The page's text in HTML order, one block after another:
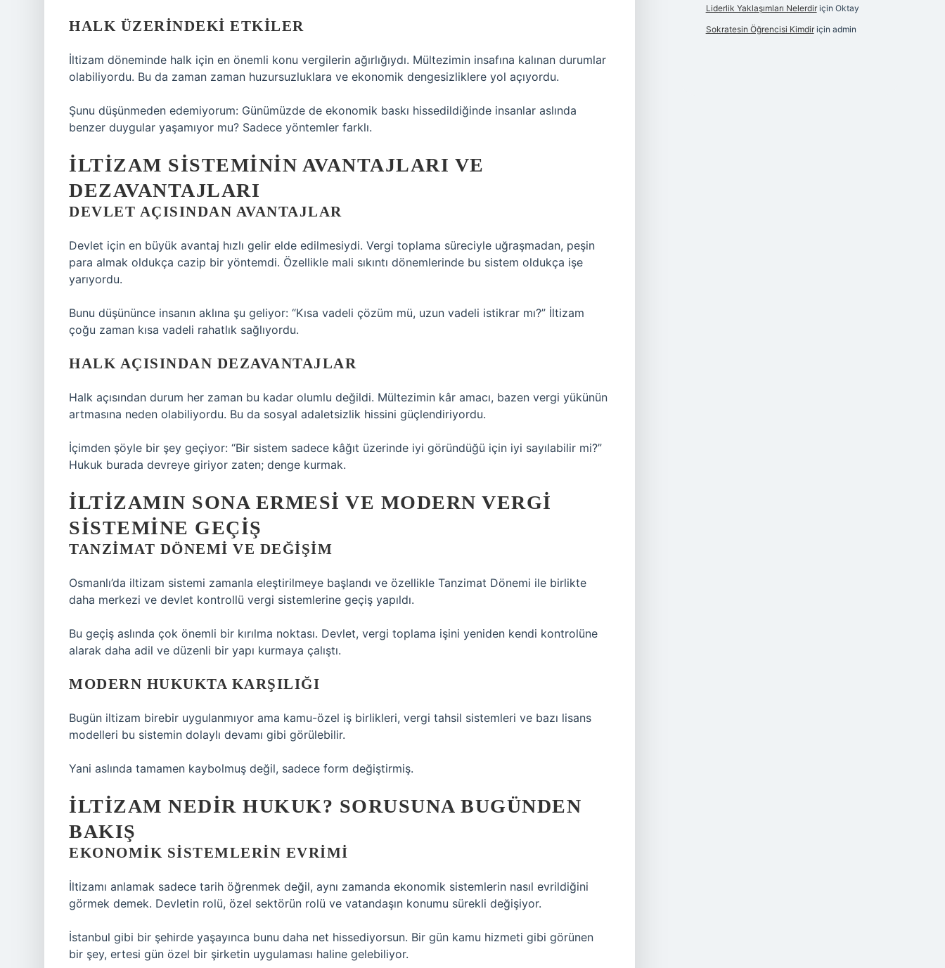
HALK ÜZERINDEKI ETKILER
İltizam döneminde halk için en önemli konu vergilerin ağırlığıydı. Mültezimin insafına kalınan durumlar
olabiliyordu. Bu da zaman zaman huzursuzluklara ve ekonomik dengesizliklere yol açıyordu.
Şunu düşünmeden edemiyorum: Günümüzde de ekonomik baskı hissedildiğinde insanlar aslında
benzer duygular yaşamıyor mu? Sadece yöntemler farklı.
İLTIZAM SISTEMININ AVANTAJLARI VE
DEZAVANTAJLARI
DEVLET AÇISINDAN AVANTAJLAR
Devlet için en büyük avantaj hızlı gelir elde edilmesiydi. Vergi toplama süreciyle uğraşmadan, peşin
para almak oldukça cazip bir yöntemdi. Özellikle mali sıkıntı dönemlerinde bu sistem oldukça işe
yarıyordu.
Bunu düşününce insanın aklına şu geliyor: “Kısa vadeli çözüm mü, uzun vadeli istikrar mı?” İltizam
çoğu zaman kısa vadeli rahatlık sağlıyordu.
HALK AÇISINDAN DEZAVANTAJLAR
Halk açısından durum her zaman bu kadar olumlu değildi. Mültezimin kâr amacı, bazen vergi yükünün
artmasına neden olabiliyordu. Bu da sosyal adaletsizlik hissini güçlendiriyordu.
İçimden şöyle bir şey geçiyor: “Bir sistem sadece kâğıt üzerinde iyi göründüğü için iyi sayılabilir mi?”
Hukuk burada devreye giriyor zaten; denge kurmak.
İLTIZAMIN SONA ERMESI VE MODERN VERGI
SISTEMINE GEÇIŞ
TANZIMAT DÖNEMI VE DEĞIŞIM
Osmanlı’da iltizam sistemi zamanla eleştirilmeye başlandı ve özellikle Tanzimat Dönemi ile birlikte
daha merkezi ve devlet kontrollü vergi sistemlerine geçiş yapıldı.
Bu geçiş aslında çok önemli bir kırılma noktası. Devlet, vergi toplama işini yeniden kendi kontrolüne
alarak daha adil ve düzenli bir yapı kurmaya çalıştı.
MODERN HUKUKTA KARŞILIĞI
Bugün iltizam birebir uygulanmıyor ama kamu-özel iş birlikleri, vergi tahsil sistemleri ve bazı lisans
modelleri bu sistemin dolaylı devamı gibi görülebilir.
Yani aslında tamamen kaybolmuş değil, sadece form değiştirmiş.
İLTIZAM NEDIR HUKUK? SORUSUNA BUGÜNDEN
BAKIŞ
EKONOMIK SISTEMLERIN EVRIMI
İltizamı anlamak sadece tarih öğrenmek değil, aynı zamanda ekonomik sistemlerin nasıl evrildiğini
görmek demek. Devletin rolü, özel sektörün rolü ve vatandaşın konumu sürekli değişiyor.
İstanbul gibi bir şehirde yaşayınca bunu daha net hissediyorsun. Bir gün kamu hizmeti gibi görünen
bir şey, ertesi gün özel bir şirketin uygulaması haline gelebiliyor.
Liderlik Yaklaşımları Nelerdiriçin Oktay
Sokratesin Öğrencisi Kimdiriçin admin